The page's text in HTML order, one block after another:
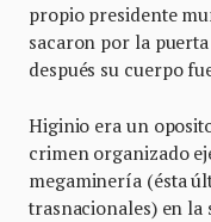
propio presidente
sacaron por la
después su cuerpo
Higinio era un
crimen organizado
megaminería (ésta
trasnacionales) en la